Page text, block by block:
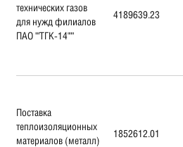
технических газов
для нужд филиалов
ПАО ""ТГК-14"""
4189639.23
Поставка
теплоизоляционных
материалов (металл)
1852612.01